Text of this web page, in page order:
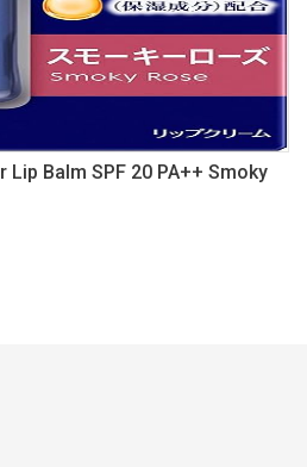
Lip Balm SPF 20 PA++ Smoky